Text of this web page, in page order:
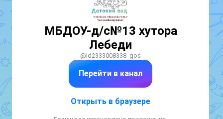
МБДОУ-д/с№13 хутора
Лебеди
@id2333008338_gos
Перейти в канал
Открыть в браузере